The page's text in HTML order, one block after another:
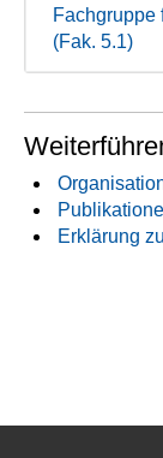
Fachgruppe
(Fak. 5.1)
Erklärung